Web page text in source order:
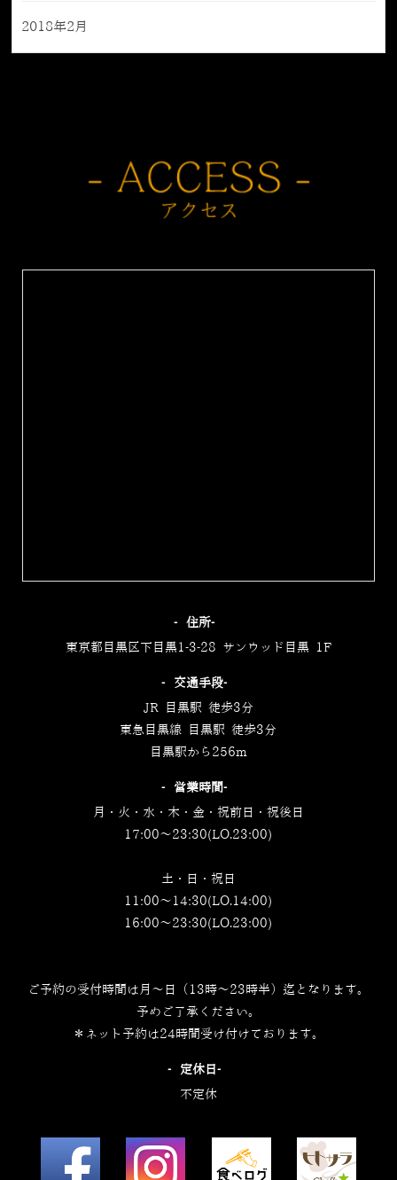
2018年2月
‐住所‐
東京都目黒区下目黒1-3-28 サンウッド目黒 1F
‐交通手段‐
JR 目黒駅 徒歩3分
東急目黒線 目黒駅 徒歩3分
目黒駅から256m
‐営業時間‐
月・火・水・木・金・祝前日・祝後日
17:00～23:30(LO.23:00)
土・日・祝日
11:00～14:30(LO.14:00)
16:00～23:30(LO.23:00)
ご予約の受付時間は月～日（13時～23時半）迄となります。
予めご了承ください。
＊ネット予約は24時間受け付けております。
‐定休日‐
不定休